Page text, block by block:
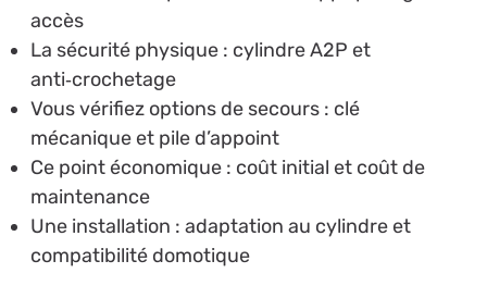
accès
La sécurité physique : cylindre A2P et
anti‑crochetage
Vous vérifiez options de secours : clé
mécanique et pile d’appoint
Ce point économique : coût initial et coût de
maintenance
Une installation : adaptation au cylindre et
compatibilité domotique